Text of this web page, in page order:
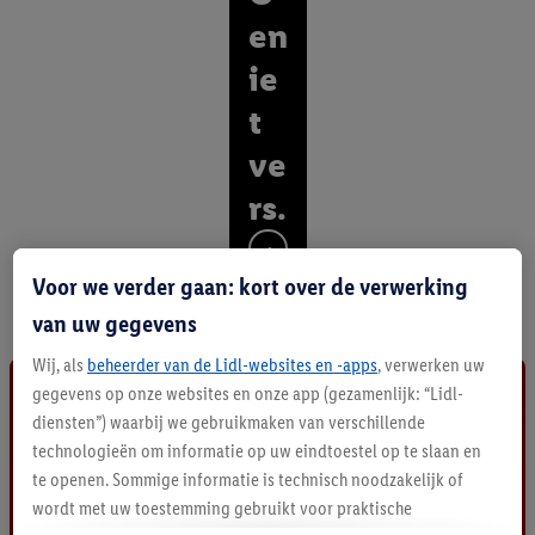
en
ie
t
ve
rs.
O
n
t
k
a
l
p
r
Voor we verder gaan: kort over de verwerking
van uw gegevens
Wij, als beheerder van de Lidl-websites en -apps, verwerken uw
gegevens op onze websites en onze app (gezamenlijk: “Lidl-
diensten”) waarbij we gebruikmaken van verschillende
technologieën om informatie op uw eindtoestel op te slaan en
te openen. Sommige informatie is technisch noodzakelijk of
wordt met uw toestemming gebruikt voor praktische